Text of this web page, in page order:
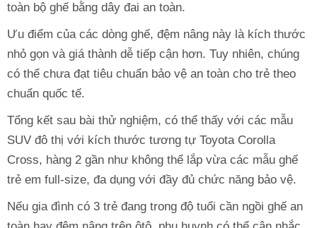
toàn bộ ghế bằng dây đai an toàn.
Ưu điểm của các dòng ghế, đệm nâng này là kích thước
nhỏ gọn và giá thành dễ tiếp cận hơn. Tuy nhiên, chúng
có thể chưa đạt tiêu chuẩn bảo vệ an toàn cho trẻ theo
chuẩn quốc tế.
Tổng kết sau bài thử nghiệm, có thể thấy với các mẫu
SUV đô thị với kích thước tương tự Toyota Corolla
Cross, hàng 2 gần như không thể lắp vừa các mẫu ghế
trẻ em full-size, đa dụng với đầy đủ chức năng bảo vệ.
Nếu gia đình có 3 trẻ đang trong độ tuổi cần ngồi ghế an